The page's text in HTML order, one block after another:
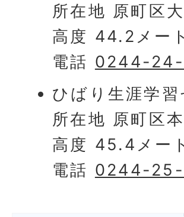
所在地 原町区
高度 44.2メー
電話 0244-
ひばり生涯学習
所在地 原町区
高度 45.4メー
電話 0244-